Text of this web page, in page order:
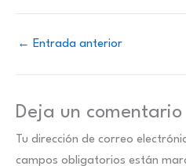
← Entrada anterior
Deja un comentario
Tu dirección de correo
campos obligatorios están